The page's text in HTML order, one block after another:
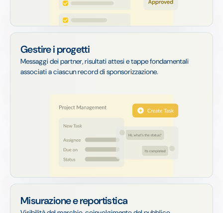
Gestire i progetti
Messaggi dei partner, risultati attesi e tappe fondamentali
associati a ciascun record di sponsorizzazione.
Misurazione e reportistica